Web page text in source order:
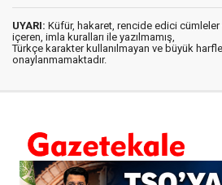
UYARI: Küfür, hakaret, rencide edici cümleler
içeren, imla kuralları ile yazılmamış,
Türkçe karakter kullanılmayan ve büyük
onaylanmamaktadır.